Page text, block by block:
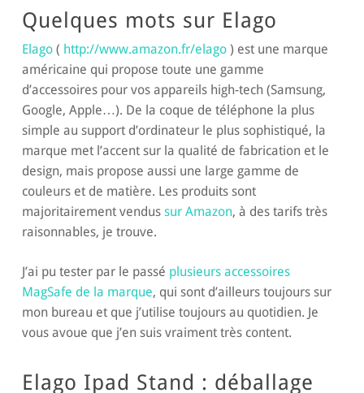
Quelques mots sur Elago
Elago( http://www.amazon.fr/elago) est une marque
américaine qui propose toute une gamme
d’accessoires pour vos appareils high-tech (Samsung,
Google, Apple…). De la coque de téléphone la plus
simple au support d’ordinateur le plus sophistiqué, la
marque met l’accent sur la qualité de fabrication et le
design, mais propose aussi une large gamme de
couleurs et de matière. Les produits sont
majoritairement vendus sur Amazon, à des tarifs très
raisonnables, je trouve.
J’ai pu tester par le passé plusieurs accessoires
MagSafe de la marque, qui sont d’ailleurs toujours sur
mon bureau et que j’utilise toujours au quotidien. Je
vous avoue que j’en suis vraiment très content.
Elago Ipad Stand : déballage